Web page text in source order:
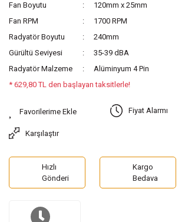
Fan Boyutu
120mm x 25mm
Fan RPM
1700 RPM
Radyatör Boyutu
240mm
Gürültü Seviyesi
35-39 dBA
Radyatör Malzeme
Alüminyum 4 Pin
* 629,80 TL den başlayan taksitlerle!
Fiyat Alarmı
Karşılaştır
Hızlı
Gönderi
Kargo
Bedava